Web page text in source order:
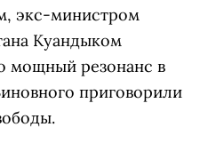
экс-министром
Куандыком
мощный резонанс в
приговорили